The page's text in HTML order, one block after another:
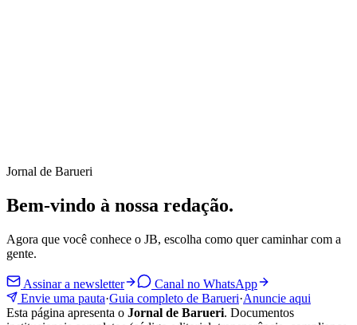
Jornal de Barueri
Bem-vindo à nossa redação.
Agora que você conhece o JB, escolha como quer caminhar com a
gente.
Assinar a newsletter
Canal no WhatsApp
Envie uma pauta·Guia completo de Barueri·Anuncie aqui
Esta página apresenta o Jornal de Barueri. Documentos